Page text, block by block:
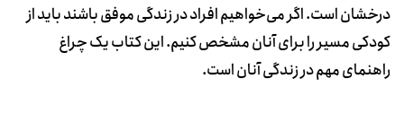
درخشان است. اگر می‌خواهیم افراد در زندگی موفق باشند باید از
کودکی مسیر را برای آنان مشخص کنیم. این کتاب یک چراغ
راهنمای مهم در زندگی آنان است.